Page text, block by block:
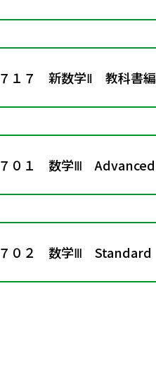
７１７ 新数学Ⅱ 教科書編
７０１ 数学Ⅲ Advanced
７０２ 数学Ⅲ Standard